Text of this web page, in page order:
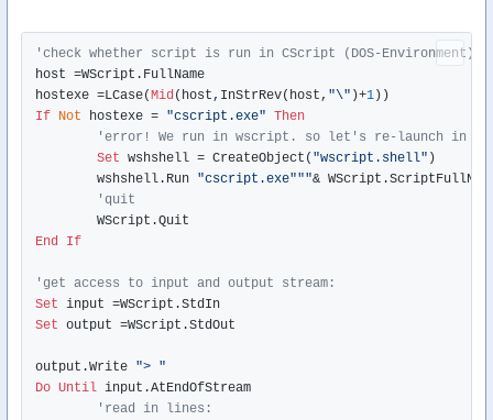
'check whether script is run in CScript (DOS-Environment)
host =WScript.FullName
hostexe =LCase(Mid(host,InStrRev(host, "\" )+1
If Not hostexe = "cscript.exe" Then
'error! We run in wscript. so let's re-launch in
Set wshshell = CreateObject( "wscript.shell" )
	wshshell.Run
"cscript.exe"""&
'quit
End If
'get access to input and output stream:
Set
Set output =WScript.StdOut
output.Write "> "
Do Until input.AtEndOfStream
'read in lines: